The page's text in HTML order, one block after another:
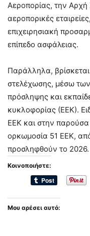
Αεροπορίας, την Αρχή
αεροπορικές
επιχειρησιακή
επίπεδο ασφάλειας.
Παράλληλα,
στελέχωσης, μέσω
πρόσληψης και
κυκλοφορίας (ΕΕΚ).
ΕΕΚ και στην παρούσα
ορκωμοσία 51 ΕΕΚ,
προσληφθούν το 2026.
Κοινοποιήστε:
Μου αρέσει αυτό: